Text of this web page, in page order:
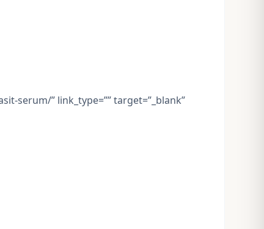
serum/” link_type=”” target=”_blank”